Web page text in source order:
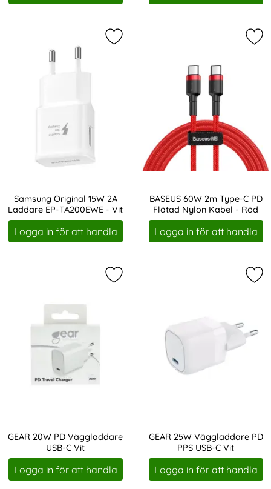
Samsung Original 15W 2A
Laddare EP-TA200EWE - Vit
Art. nr 13863
Logga in för att handla
Markera samsung Original 15W
BASEUS 60W 2m Type-C PD
Flätad Nylon Kabel - Röd
Art. nr 17248
Logga in för att handla
GEAR 20W PD Väggladdare
USB-C Vit
Art. nr 207757
Logga in för att handla
Markera gEAR 20W PD
GEAR 25W Väggladdare PD
PPS USB-C Vit
Art. nr 207760
Logga in för att handla